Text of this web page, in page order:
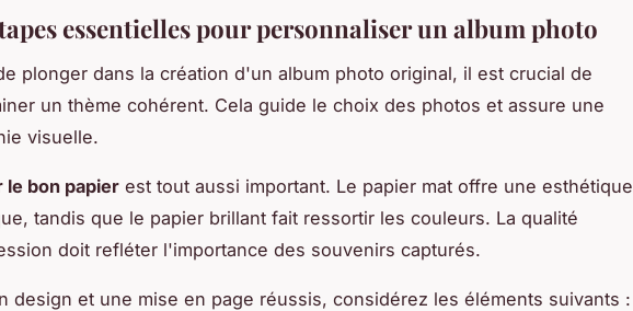
essentielles pour personnaliser un album photo
plonger dans la création d'un album photo original, il est crucial de
un thème cohérent. Cela guide le choix des photos et assure une
visuelle.
le bon papier est tout aussi important. Le papier mat offre une esthétique
tandis que le papier brillant fait ressortir les couleurs. La qualité
doit refléter l'importance des souvenirs capturés.
design et une mise en page réussis, considérez les éléments suivants :